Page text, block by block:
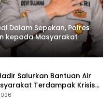
Dalam Sepekan, Polres
kepada Masyarakat
Salurkan Bantuan Air
Terdampak Krisis